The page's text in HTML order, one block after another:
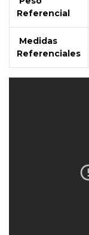
Referencial
Medidas
Referenciales